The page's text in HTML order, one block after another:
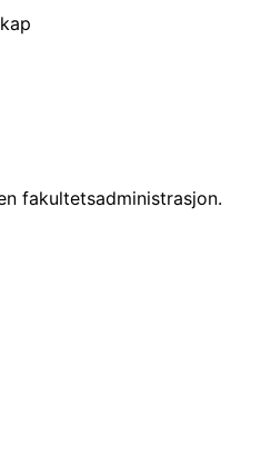
fakultetsadministrasjon.